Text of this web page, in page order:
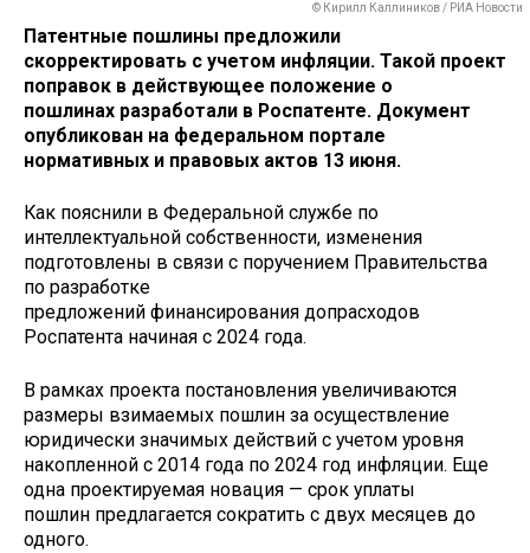
© Кирилл Каллиников / РИА Новости
Патентные пошлины предложили
скорректировать с учетом инфляции. Такой проект
поправок в действующее положение о
пошлинах разработали в Роспатенте. Документ
опубликован на федеральном портале
нормативных и правовых актов 13 июня.
Как пояснили в Федеральной службе по
интеллектуальной собственности, изменения
подготовлены в связи с поручением Правительства
по разработке
предложений финансирования допрасходов
Роспатента начиная с 2024 года.
В рамках проекта постановления увеличиваются
размеры взимаемых пошлин ‎за осуществление
юридически значимых действий с учетом уровня
накопленной ‎с 2014 года по 2024 год инфляции. Еще
одна проектируемая новация — срок уплаты
пошлин предлагается сократить с двух месяцев до
одного.